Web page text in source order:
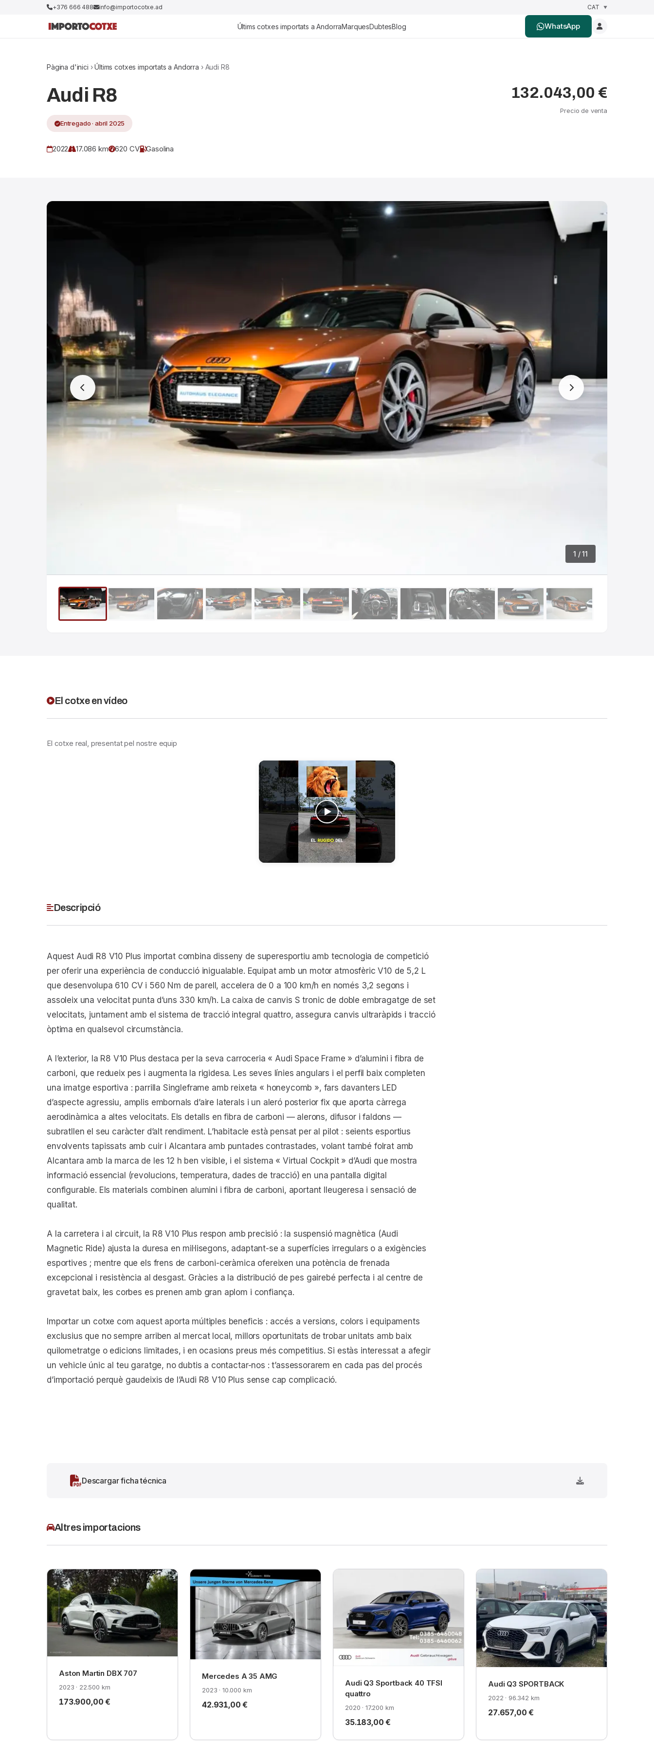
+376 666 488 info@importocotxe.ad
Últims cotxes importats a AndorraMarquesDubtesBlog WhatsApp
Pàgina d'inici ›Últims cotxes importats a Andorra › Audi R8
Audi R8
Entregado · abril 2025
2022 17.086 km 620 CV Gasolina
132.043,00 €
Precio de venta
1 / 11
El cotxe en vídeo
El cotxe real, presentat pel nostre equip
Descripció
Aquest Audi R8 V10 Plus importat combina disseny de superesportiu amb tecnologia de competició
per oferir una experiència de conducció inigualable. Equipat amb un motor atmosfèric V10 de 5,2 L
que desenvolupa 610 CV i 560 Nm de parell, accelera de 0 a 100 km/h en només 3,2 segons i
assoleix una velocitat punta d’uns 330 km/h. La caixa de canvis S tronic de doble embragatge de set
velocitats, juntament amb el sistema de tracció integral quattro, assegura canvis ultraràpids i tracció
òptima en qualsevol circumstància.
A l’exterior, la R8 V10 Plus destaca per la seva carroceria « Audi Space Frame » d’alumini i fibra de
carboni, que redueix pes i augmenta la rigidesa. Les seves línies angulars i el perfil baix completen
una imatge esportiva : parrilla Singleframe amb reixeta « honeycomb », fars davanters LED
d’aspecte agressiu, amplis embornals d’aire laterals i un aleró posterior fix que aporta càrrega
aerodinàmica a altes velocitats. Els detalls en fibra de carboni — alerons, difusor i faldons —
subratllen el seu caràcter d’alt rendiment. L’habitacle està pensat per al pilot : seients esportius
envolvents tapissats amb cuir i Alcantara amb puntades contrastades, volant també folrat amb
Alcantara amb la marca de les 12 h ben visible, i el sistema « Virtual Cockpit » d’Audi que mostra
informació essencial (revolucions, temperatura, dades de tracció) en una pantalla digital
configurable. Els materials combinen alumini i fibra de carboni, aportant lleugeresa i sensació de
qualitat.
A la carretera i al circuit, la R8 V10 Plus respon amb precisió : la suspensió magnètica (Audi
Magnetic Ride) ajusta la duresa en mil·lisegons, adaptant-se a superfícies irregulars o a exigències
esportives ; mentre que els frens de carboni-ceràmica ofereixen una potència de frenada
excepcional i resistència al desgast. Gràcies a la distribució de pes gairebé perfecta i al centre de
gravetat baix, les corbes es prenen amb gran aplom i confiança.
Importar un cotxe com aquest aporta múltiples beneficis : accés a versions, colors i equipaments
exclusius que no sempre arriben al mercat local, millors oportunitats de trobar unitats amb baix
quilometratge o edicions limitades, i en ocasions preus més competitius. Si estàs interessat a afegir
un vehicle únic al teu garatge, no dubtis a contactar-nos : t’assessorarem en cada pas del procés
d’importació perquè gaudeixis de l’Audi R8 V10 Plus sense cap complicació.
Descargar ficha técnica
Altres importacions
Aston Martin DBX 707
2023 · 22.500 km
173.900,00 €
Mercedes A 35 AMG
2023 · 10.000 km
42.931,00 €
Audi Q3 Sportback 40 TFSI
quattro
2020 · 17.200 km
35.183,00 €
Audi Q3 SPORTBACK
2022 · 96.342 km
27.657,00 €